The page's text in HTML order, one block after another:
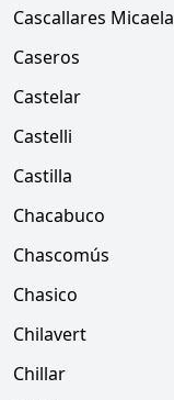
Cascallares Micaela
Caseros
Castelar
Castelli
Castilla
Chacabuco
Chascomús
Chasico
Chilavert
Chillar